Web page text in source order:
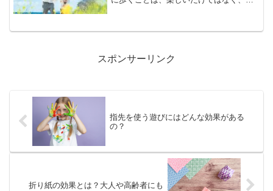
がおすすめの理由についてご紹介しま
スポンサーリンク
指先を使う遊びにはどんな効果がある
の？
折り紙の効果とは？大人や高齢者にも